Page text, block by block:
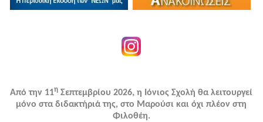
Από την 11η Σεπτεμβρίου 2026, η Ιόνιος Σχολή θα λειτουργεί
μόνο στα διδακτήριά της, στο Μαρούσι και όχι πλέον στη
Φιλοθέη.